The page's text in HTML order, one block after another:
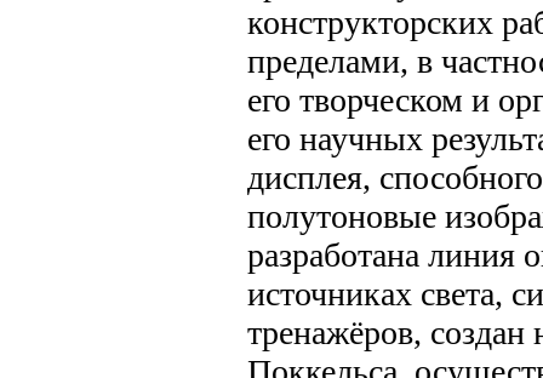
конструкторских
пределами, в
его творческом и
его научных
дисплея,
полутоновые
разработана линия
источниках света,
тренажёров, создан